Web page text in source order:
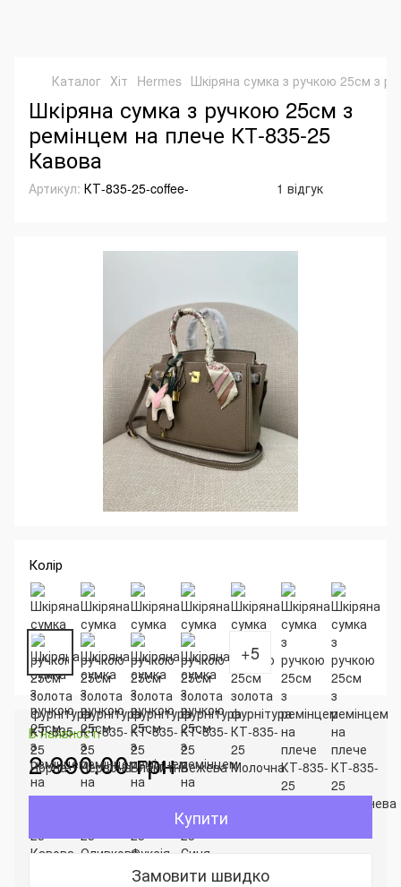
Каталог Хіт Hermes Шкіряна сумка з ручкою 25см з
Шкіряна сумка з ручкою 25см з
ремінцем на плече КТ-835-25
Кавова
Артикул: КТ-835-25-coffee- 1 відгук
Колір
+5
В наявності
2 990.00 грн
Купити
Замовити швидко